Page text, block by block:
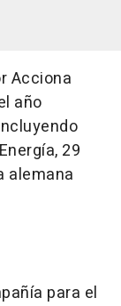
Acciona
año
29
alemana
para el